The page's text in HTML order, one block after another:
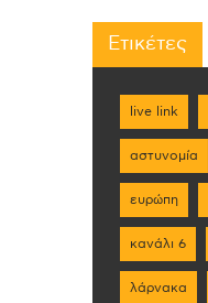
Ετικέτες
live link
αστυνομία
ευρώπη
κανάλι 6
λάρνακα